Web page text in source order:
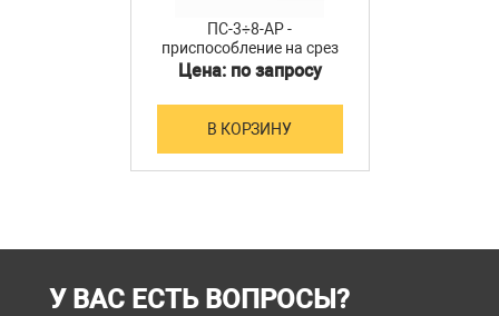
ПС-3÷8-АР -
приспособление на срез
сварной арматуры
Цена: по запросу
В КОРЗИНУ
У ВАС ЕСТЬ ВОПРОСЫ?